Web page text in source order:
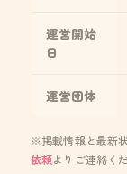
運営開始
日
運営団体
※掲載情報と最新
依頼よりご連絡く